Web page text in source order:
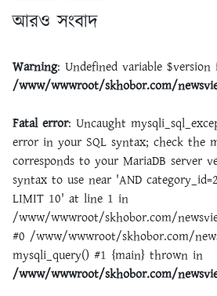
আরও সংবাদ
Warning: Undefined variable $version
/www/wwwroot/skhobor.com/
Fatal error: Uncaught
error in your SQL syntax; check the
corresponds to your MariaDB server
syntax to use near 'AND
LIMIT 10' at line 1 in
/www/wwwroot/skhobor.com/
#0 /www/wwwroot/skhobor.com/
mysqli_query() #1 {main} thrown in
/www/wwwroot/skhobor.com/